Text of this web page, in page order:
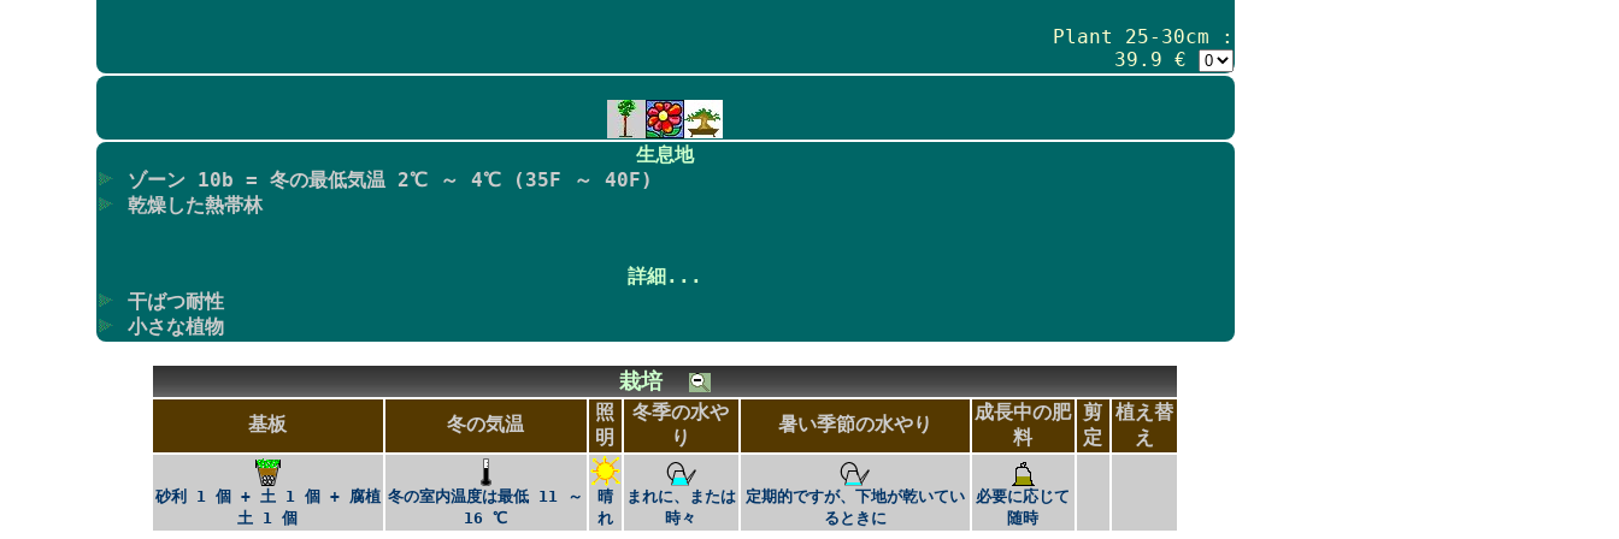
Plant 25-30cm :
39.9 €
生息地
ゾーン 10b = 冬の最低気温 2℃ ～ 4℃ (35F ～ 40F)
乾燥した熱帯林
詳細...
干ばつ耐性
小さな植物
栽培
基板 冬の気温
照
明
冬季の水や
り
暑い季節の水やり
成長中の肥
料
剪
定
植え替
え
砂利 1 個 + 土 1 個 + 腐植
土 1 個
冬の室内温度は最低 11 ～
16 ℃
晴
れ
まれに、または
時々
定期的ですが、下地が乾いてい
るときに
必要に応じて
随時